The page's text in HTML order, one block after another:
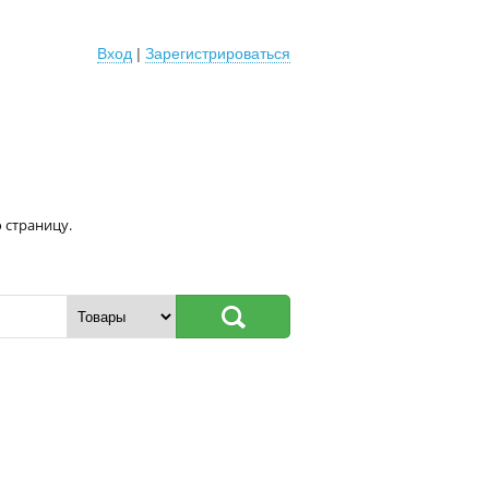
Вход | Зарегистрироваться